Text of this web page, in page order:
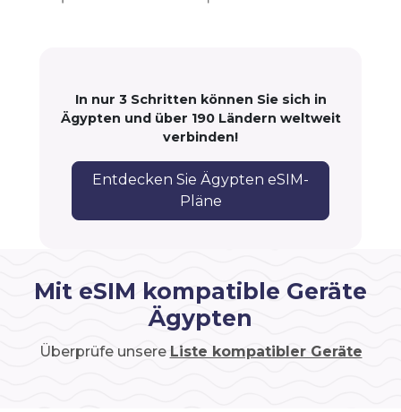
In nur 3 Schritten können Sie sich in
Ägypten und über 190 Ländern weltweit
verbinden!
Entdecken Sie Ägypten eSIM-
Pläne
Mit eSIM kompatible Geräte
Ägypten
Überprüfe unsere Liste kompatibler Geräte